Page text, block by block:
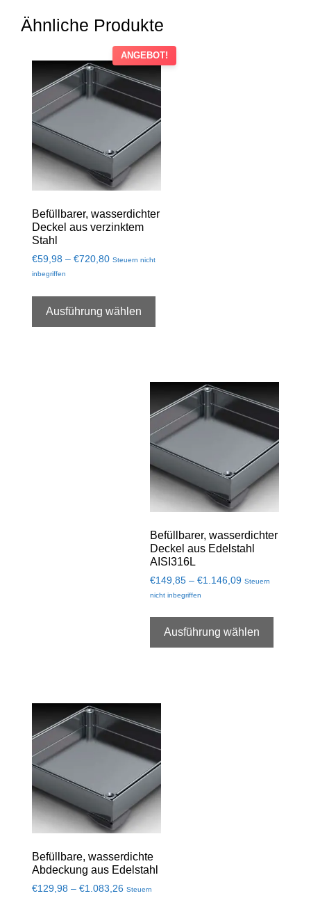
Ähnliche Produkte
ANGEBOT!
Befüllbarer, wasserdichter
Deckel aus verzinktem
Stahl
€59,98 – €720,80 Steuern nicht
inbegriffen
Ausführung wählen
Befüllbarer, wasserdichter
Deckel aus Edelstahl
AISI316L
€149,85 – €1.146,09 Steuern
nicht inbegriffen
Ausführung wählen
Befüllbare, wasserdichte
Abdeckung aus Edelstahl
€129,98 – €1.083,26 Steuern